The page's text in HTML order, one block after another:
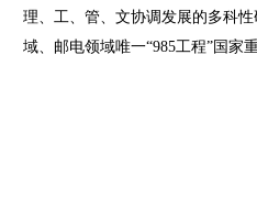
理、工、管、文协调发展的多科
域、邮电领域唯一“985工程”国家